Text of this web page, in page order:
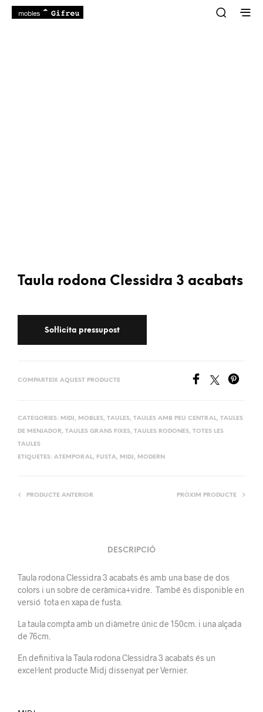
Taula rodona Clessidra 3 acabats
COMPARTEIX AQUEST PRODUCTE
CATEGORIES: MIDJ, MOBLES, TAULES, TAULES AMB PEU CENTRAL, TAULES
DE MENJADOR, TAULES GRANS FIXES, TAULES RODONES, TOTES LES
TAULES
ETIQUETES: ATEMPORAL, FUSTA, MIDJ, MODERN
PRODUCTE ANTERIOR PRÒXIM PRODUCTE
DESCRIPCIÓ
Taula rodona Clessidra 3 acabats és amb una base de dos
colors i un sobre de ceràmica+vidre. També és disponible en
versió tota en xapa de fusta.
La taula compta amb un diàmetre únic de 150cm. i una alçada
de 76cm.
En definitiva la Taula rodona Clessidra 3 acabats és un
excel·lent producte Midj dissenyat per Vernier.